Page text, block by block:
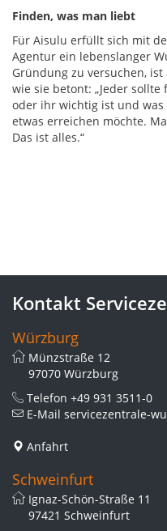
Finden, was man liebt
Für Aisulu erfüllt sich mit
Agentur ein lebenslanger
Gründung zu versuchen,
wie sie betont: „Jeder
oder ihr wichtig ist und
etwas erreichen möchte.
Das ist alles.“
Kontakt
Würzburg
Münzstraße 12
97070 Würzburg
Telefon +49 931 3511-0
E-Mail servicezentrale-
Anfahrt
Schweinfurt
Ignaz-Schön-Straße 11
97421 Schweinfurt